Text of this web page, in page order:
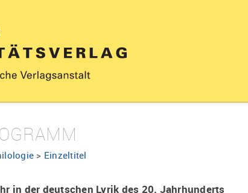
> Einzeltitel
in der deutschen Lyrik des 20. Jahrhunderts